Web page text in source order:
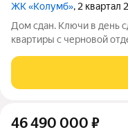
ЖК «Колумб», 2 квартал
Дом сдан. Ключи в день
квартиры с черновой
технологии навесного
Вacильeвcкoм островe с
46 490 000 ₽